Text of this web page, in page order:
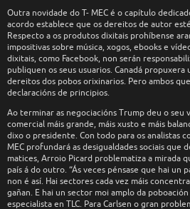
Outra novidade do T- MEC é o capítulo
acordo establece que os dereitos de autor
Respecto a os produtos dixitais prohíbense
impositivas sobre música, xogos, ebooks e
dixitais, como Facebook, non serán
publiquen os seus usuarios. Canadá
dereitos dos pobos orixinarios. Pero ambos
declaracións de principios.
Ao terminar as negociacións Trump deu o seu
comercial máis grande, máis xusto e máis
dixo o presidente. Con todo para os analistas
MEC profundará as desigualdades sociais que
matices, Arroio Picard problematiza a mirada
país á do outro. “Ás veces pénsase que hai un
non é así. Hai sectores cada vez máis
gañan. E hai un sector moi amplo da
especialista en TLC. Para Carlsen o gran